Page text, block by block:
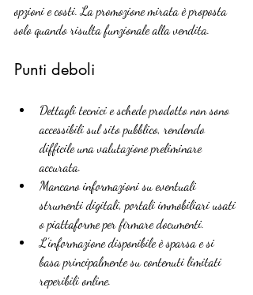
opzioni e costi. La promozione mirata è proposta
solo quando risulta funzionale alla vendita.
Punti deboli
Dettagli tecnici e schede prodotto non sono
accessibili sul sito pubblico, rendendo
difficile una valutazione preliminare
accurata.
Mancano informazioni su eventuali
strumenti digitali, portali immobiliari usati
o piattaforme per firmare documenti.
L’informazione disponibile è sparsa e si
basa principalmente su contenuti limitati
reperibili online.